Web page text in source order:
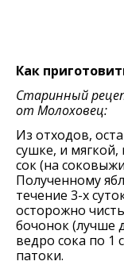
Как
Старинный
от Молоховец:
Из отходов,
сушке, и
сок (на
Полученному
течение 3-х
осторожно
бочонок (лучше
ведро сока по 1
патоки.